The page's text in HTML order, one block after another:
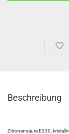
Beschreibung
Zitronensäure E330,